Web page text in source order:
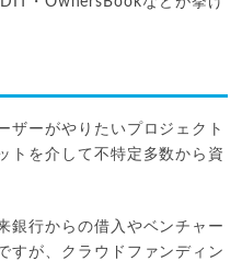
ザーがやりたいプロジェクト
トを介して不特定多数から資
銀行からの借入やベンチャー
すが、クラウドファンディン